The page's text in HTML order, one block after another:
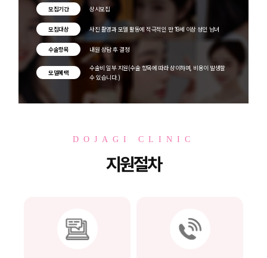
모집기간 상시모집
모집대상 사진 촬영과 모델 활동에 적극적인 만 19세 이상 성인 남녀
수술항목 내원 상담 후 결정
모델혜택
수술비 일부 지원(수술 항목에 따라 상이하며, 비용이 발생할
수 있습니다.)
DOJAGI CLINIC
지원절차